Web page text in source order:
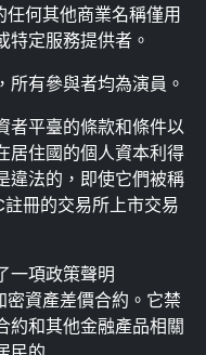
任何其他商業名稱僅用
定服務提供者。
有參與者均為演員。
者平臺的條款和條件以
居住國的個人資本利得
違法的，即使它們被稱
冊的交易所上市交易
一項政策聲明
資產差價合約。它禁
約和其他金融產品相關